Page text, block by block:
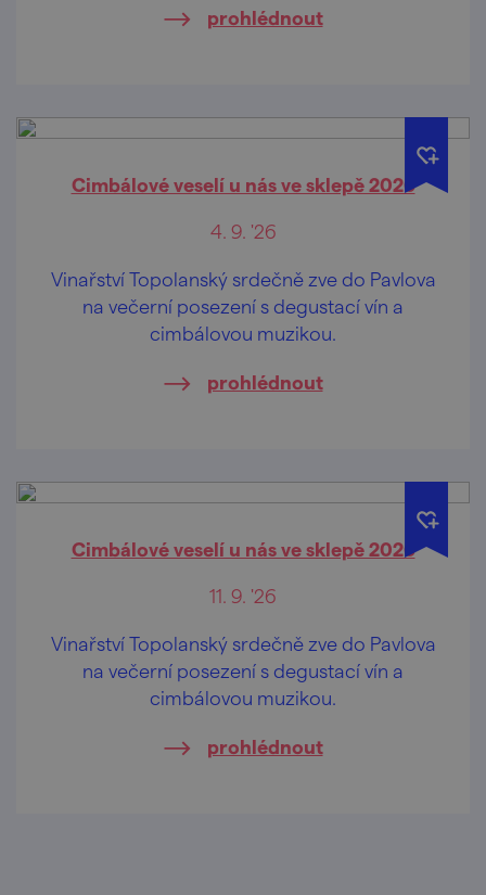
prohlédnout
Cimbálové veselí u nás ve sklepě 2026
4. 9. '26
Vinařství Topolanský srdečně zve do Pavlova
na večerní posezení s degustací vín a
cimbálovou muzikou.
prohlédnout
Cimbálové veselí u nás ve sklepě 2026
11. 9. '26
Vinařství Topolanský srdečně zve do Pavlova
na večerní posezení s degustací vín a
cimbálovou muzikou.
prohlédnout